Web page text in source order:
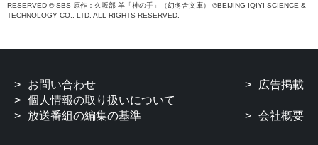
RESERVED © SBS 原作：久坂部 羊「神の手」（幻冬舎文庫） ©BEIJING IQIYI SCIENCE &
TECHNOLOGY CO., LTD. ALL RIGHTS RESERVED.
お問い合わせ
広告掲載
個人情報の取り扱いについて
放送番組の編集の基準
会社概要